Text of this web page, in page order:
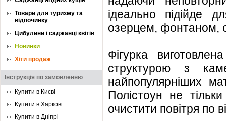
Товари для туризму та
відпочинку
Цибулини і саджанці квітів
Новинки
Хіти продаж
Інструкція по замовленню
Купити в Києві
Купити в Харкові
Купити в Дніпрі
ідеально підійде
озерцем, фонтаном,
Фігурка
структурою з
найпопулярніших
Полістоун не
очистити повітря